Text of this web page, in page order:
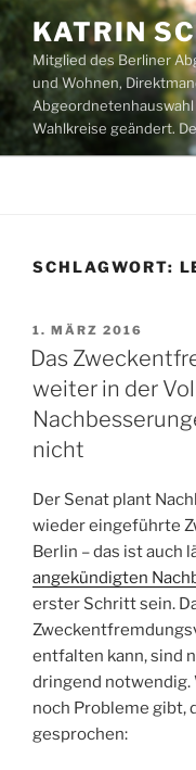
Zum
Inhalt
springen
KATRIN
Mitglied des Berliner
und Wohnen,
Wahlkreise geändert.
SCHLAGWORT:
VERÖFFENTLICHT
AM
1. MÄRZ 2016
Das
weiter in der
nicht
Der Senat plant
wieder eingeführte
Berlin – das ist auch
angekündigten
erster Schritt sein.
entfalten kann, sind
dringend notwendig.
noch Probleme gibt,
gesprochen: